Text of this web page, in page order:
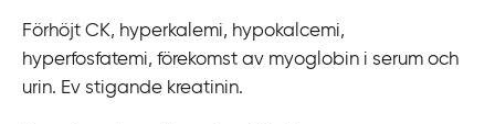
Förhöjt CK, hyperkalemi, hypokalcemi,
hyperfosfatemi, förekomst av myoglobin i serum och
urin. Ev stigande kreatinin.